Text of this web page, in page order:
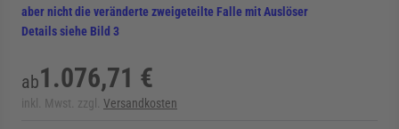
aber nicht die veränderte zweigeteilte Falle mit Auslöser
Details siehe Bild 3
ab1.076,71 €
inkl. Mwst. zzgl. Versandkosten